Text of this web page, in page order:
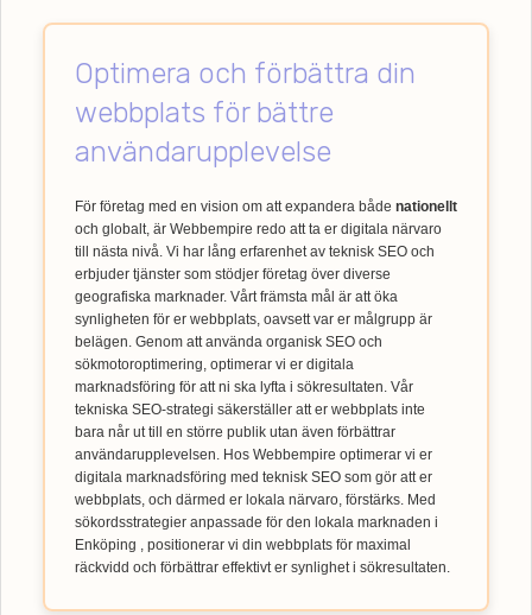
Optimera och förbättra din
webbplats för bättre
användarupplevelse
För företag med en vision om att expandera både nationellt
och globalt, är Webbempire redo att ta er digitala närvaro
till nästa nivå. Vi har lång erfarenhet av teknisk SEO och
erbjuder tjänster som stödjer företag över diverse
geografiska marknader. Vårt främsta mål är att öka
synligheten för er webbplats, oavsett var er målgrupp är
belägen. Genom att använda organisk SEO och
sökmotoroptimering, optimerar vi er digitala
marknadsföring för att ni ska lyfta i sökresultaten. Vår
tekniska SEO-strategi säkerställer att er webbplats inte
bara når ut till en större publik utan även förbättrar
användarupplevelsen. Hos Webbempire optimerar vi er
digitala marknadsföring med teknisk SEO som gör att er
webbplats, och därmed er lokala närvaro, förstärks. Med
sökordsstrategier anpassade för den lokala marknaden i
Enköping , positionerar vi din webbplats för maximal
räckvidd och förbättrar effektivt er synlighet i sökresultaten.